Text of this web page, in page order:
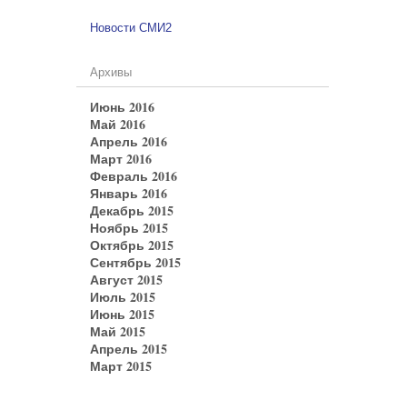
Новости СМИ2
Архивы
Июнь 2016
Май 2016
Апрель 2016
Март 2016
Февраль 2016
Январь 2016
Декабрь 2015
Ноябрь 2015
Октябрь 2015
Сентябрь 2015
Август 2015
Июль 2015
Июнь 2015
Май 2015
Апрель 2015
Март 2015